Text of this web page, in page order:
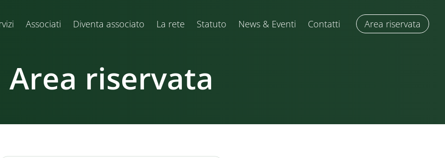
Associati Diventa associato La rete Statuto News & Eventi Contatti Area riservata
Area riservata